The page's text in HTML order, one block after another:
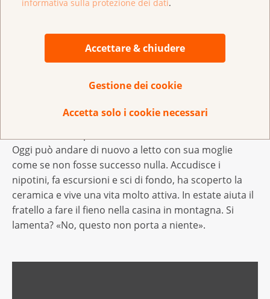
informativa sulla protezione dei dati.
Accettare & chiudere
Gestione dei cookie
Accetta solo i cookie necessari
conto che alcuni avevano vissuto qualcosa di analogo.
«Se si lasciavano un po’ andare, improvvisamente
cominciavano a parlare apertamente o facevano delle
chiesto in confidenza come si fosse accorto di avere
un cancro alla prostata.
Oggi può andare di nuovo a letto con sua moglie
come se non fosse successo nulla. Accudisce i
nipotini, fa escursioni e sci di fondo, ha scoperto la
ceramica e vive una vita molto attiva. In estate aiuta il
fratello a fare il fieno nella casina in montagna. Si
lamenta? «No, questo non porta a niente».